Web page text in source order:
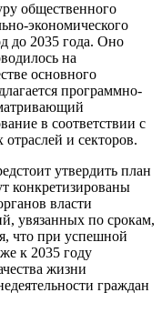
общественного
экономического
до 2035 года. Оно
на
основного
программно-
в соответствии с
и секторов.
утвердить план
конкретизированы
власти
увязанных по срокам,
что при успешной
к 2035 году
жизни
граждан